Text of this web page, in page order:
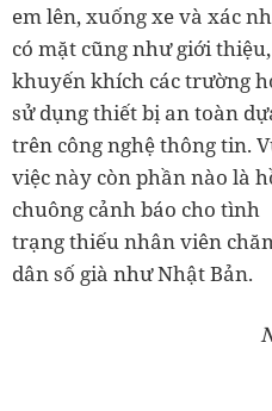
em lên, xuống xe và xác
có mặt cũng như giới thiệu,
khuyến khích các trường
sử dụng thiết bị an toàn
trên công nghệ thông tin.
việc này còn phần nào là
chuông cảnh báo cho tình
trạng thiếu nhân viên
dân số già như Nhật Bản.